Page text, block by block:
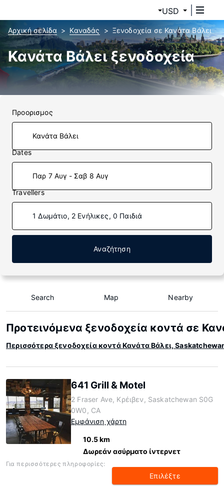
USD
Αρχική σελίδα Καναδάς Ξενοδοχεία σε Κανάτα Βάλει
Κανάτα Βάλει ξενοδοχεία
Προορισμος
Dates
Παρ 7 Αυγ - Σαβ 8 Αυγ
Travellers
1 Δωμάτιο, 2 Ενήλικες, 0 Παιδιά
Αναζήτηση
Search Map Nearby
Προτεινόμενα ξενοδοχεία κοντά σε
Περισσότερα ξενοδοχεία κοντά Κανάτα Βάλει,
641 Grill & Motel
2 Fraser Ave, Κρέιβεν, Saskatchewan S0G
0W0, CA
Εμφάνιση χάρτη
10.5 km
Δωρεάν ασύρματο ίντερνετ
Για περισσότερες πληροφορίες:
Επιλέξτε